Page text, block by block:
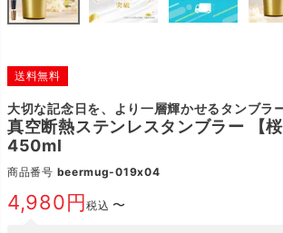
送料無料
大切な記念日を、より一層輝かせるタンブラ
真空断熱ステンレスタンブラー 【
450ml
商品番号 beermug-019x04
4,980 税込 〜